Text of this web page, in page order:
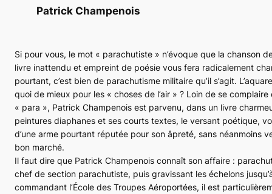
Patrick Champenois
Si pour vous, le mot « parachutiste » n’évoque que la chanson
livre inattendu et empreint de poésie vous fera radicalement
pourtant, c’est bien de parachutisme militaire qu’il s’agit.
quoi de mieux pour les « choses de l’air » ? Loin de se
« para », Patrick Champenois est parvenu, dans un livre
peintures diaphanes et ses courts textes, le versant poétique,
d’une arme pourtant réputée pour son âpreté, sans néanmoins
bon marché.
Il faut dire que Patrick Champenois connaît son affaire :
chef de section parachutiste, puis gravissant les échelons
commandant l’École des Troupes Aéroportées, il est